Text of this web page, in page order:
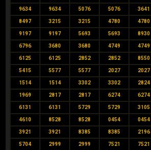
9634 9634 5076 5076 3641
8497 3215 3215 4780 4780
9197 9197 5693 5693 8930
6796 3680 3680 4749 4749
6125 6125 2852 2852 8550
5415 5577 5577 2027 2027
1514 1514 3302 3302 2824
1969 2817 2817 6274 6274
6131 6131 5729 5729 3105
4610 8528 8528 0454 0454
3921 3921 8385 8385 2196
5704 2999 2999 7521 7521